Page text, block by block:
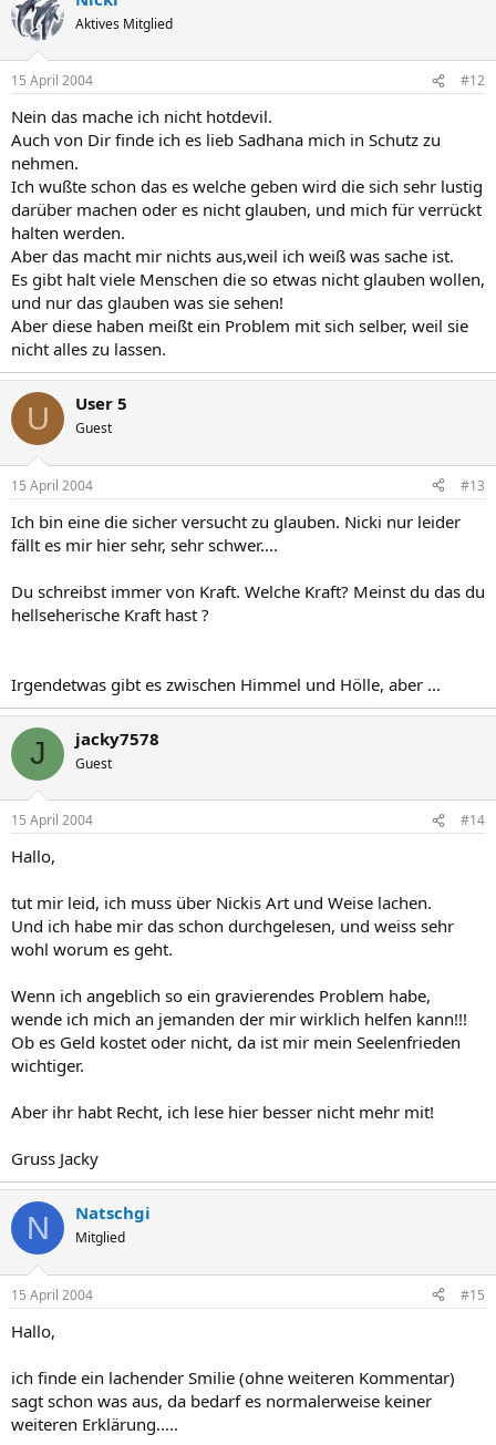
Aktives Mitglied
15 April 2004 #12
Nein das mache ich nicht hotdevil.
Auch von Dir finde ich es lieb Sadhana mich in Schutz zu
nehmen.
Ich wußte schon das es welche geben wird die sich sehr lustig
darüber machen oder es nicht glauben, und mich für verrückt
halten werden.
Aber das macht mir nichts aus,weil ich weiß was sache ist.
Es gibt halt viele Menschen die so etwas nicht glauben wollen,
und nur das glauben was sie sehen!
Aber diese haben meißt ein Problem mit sich selber, weil sie
nicht alles zu lassen.
U User 5
Guest
15 April 2004 #13
Ich bin eine die sicher versucht zu glauben. Nicki nur leider
fällt es mir hier sehr, sehr schwer....
Du schreibst immer von Kraft. Welche Kraft? Meinst du das du
hellseherische Kraft hast ?
Irgendetwas gibt es zwischen Himmel und Hölle, aber ...
J jacky7578
Guest
15 April 2004 #14
Hallo,
tut mir leid, ich muss über Nickis Art und Weise lachen.
Und ich habe mir das schon durchgelesen, und weiss sehr
wohl worum es geht.
Wenn ich angeblich so ein gravierendes Problem habe,
wende ich mich an jemanden der mir wirklich helfen kann!!!
Ob es Geld kostet oder nicht, da ist mir mein Seelenfrieden
wichtiger.
Aber ihr habt Recht, ich lese hier besser nicht mehr mit!
Gruss Jacky
N Natschgi
Mitglied
15 April 2004 #15
Hallo,
ich finde ein lachender Smilie (ohne weiteren Kommentar)
sagt schon was aus, da bedarf es normalerweise keiner
weiteren Erklärung.....